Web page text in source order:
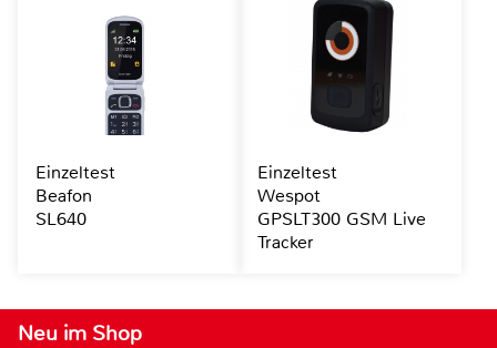
Neu im Shop
Einzeltest
Beafon
SL640
Einzeltest
Wespot
GPSLT300 GSM Live
Tracker